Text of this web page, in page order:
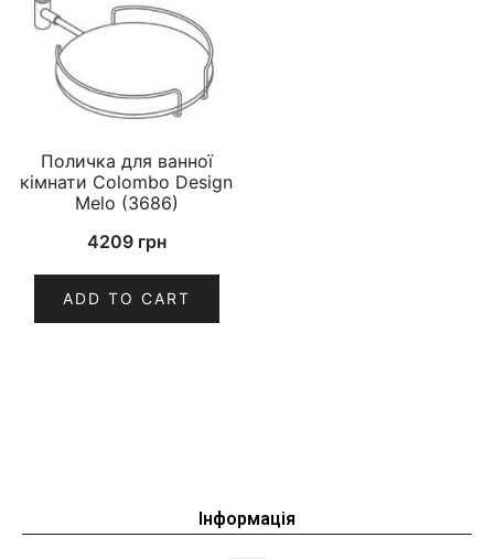
Поличка для ванної
кімнати Colombo Design
Melo (3686)
4209 грн
ADD TO CART
Інформація